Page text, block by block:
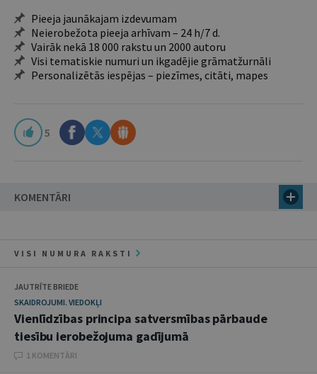
Pieeja jaunākajam izdevumam
Neierobežota pieeja arhīvam – 24 h/7 d.
Vairāk nekā 18 000 rakstu un 2000 autoru
Visi tematiskie numuri un ikgadējie grāmatžurnāli
Personalizētās iespējas – piezīmes, citāti, mapes
5
KOMENTĀRI
VISI NUMURA RAKSTI
JAUTRĪTE BRIEDE
SKAIDROJUMI. VIEDOKĻI
Vienlīdzības principa satversmības pārbaude
tiesību ierobežojuma gadījumā
1 KOMENTĀRI